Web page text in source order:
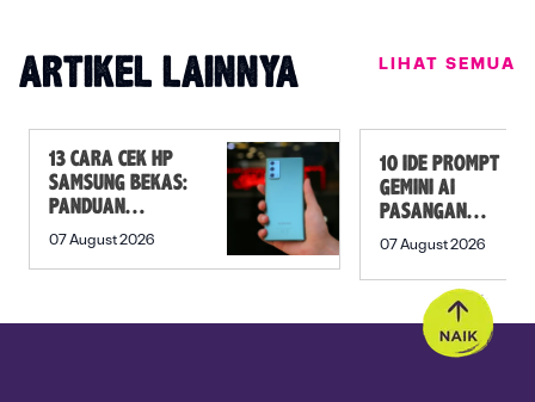
ARTIKEL LAINNYA LIHAT SEMUA
13 CARA CEK HP
SAMSUNG BEKAS:
PANDUAN
SEBELUM
07 August 2026
10 IDE PROMPT
GEMINI AI
PASANGAN
PREWEDDING
07 August 2026